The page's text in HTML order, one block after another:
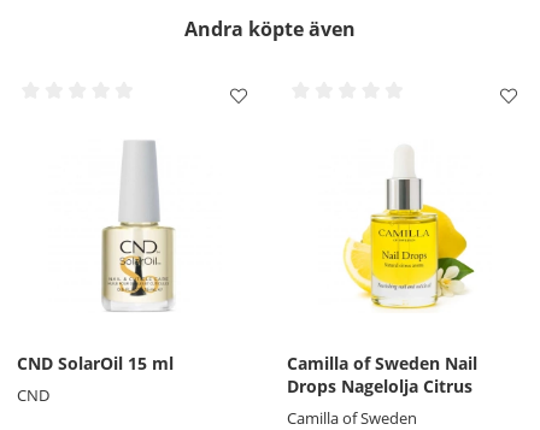
Andra köpte även
CND SolarOil 15 ml
CND
Camilla of Sweden Nail
Drops Nagelolja Citrus
Camilla of Sweden